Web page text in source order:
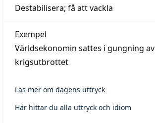
Destabilisera; få att vackla
Exempel
Världsekonomin sattes i gungning av
krigsutbrottet
Läs mer om dagens uttryck
Här hittar du alla uttryck och idiom